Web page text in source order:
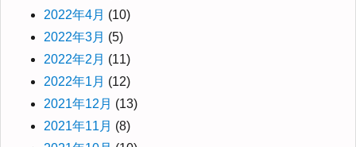
2022年4月 (10)
2022年3月 (5)
2022年2月 (11)
2022年1月 (12)
2021年12月 (13)
2021年11月 (8)